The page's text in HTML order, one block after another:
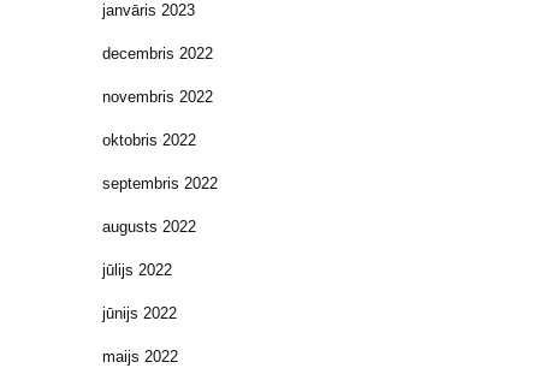
janvāris 2023
decembris 2022
novembris 2022
oktobris 2022
septembris 2022
augusts 2022
jūlijs 2022
jūnijs 2022
maijs 2022